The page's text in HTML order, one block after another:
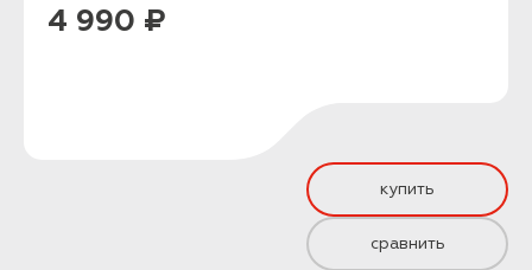
4 990 ₽
купить
сравнить